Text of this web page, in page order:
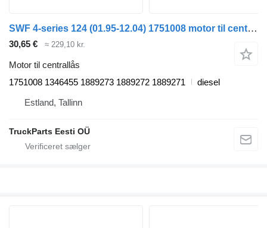
SWF 4-series 124 (01.95-12.04) 1751008 motor til centrallås til Scania 4-series (1995-2006) trækker
30,65 € ≈ 229,10 kr.
Motor til centrallås
1751008 1346455 1889273 1889272 1889271
diesel
Estland, Tallinn
TruckParts Eesti OÜ